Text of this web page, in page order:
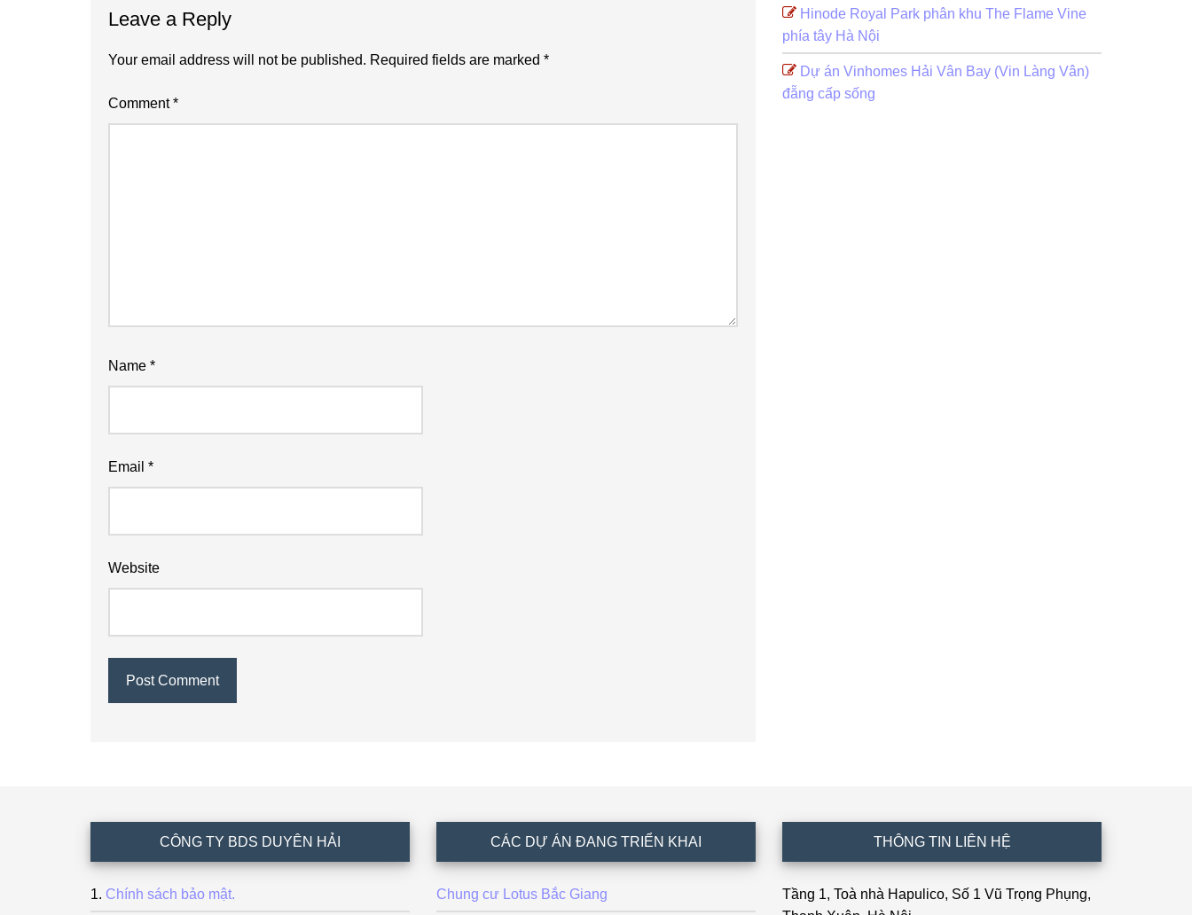
Interactions
Leave a Reply
Your email address will not be published. Required fields are marked *
Comment*
Name *
Email *
Website
Hinode Royal Park phân khu The Flame Vine
phía tây Hà Nội
Dự án Vinhomes Hải Vân Bay (Vin Làng Vân)
đẵng cấp sống
CÔNG TY BDS DUYÊN HẢI
Chính sách bảo mật.
CÁC DỰ ÁN ĐANG TRIỂN KHAI
Chung cư Lotus Bắc Giang
THÔNG TIN LIÊN HỆ
Tầng 1, Toà nhà Hapulico, Số 1 Vũ Trọng Phụng,